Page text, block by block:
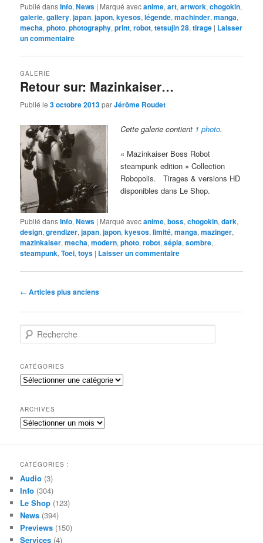
Publié dansInfo,News | Marqué avecanime,art,artwork,chogokin,
galerie,gallery,japan,japon,kyesos,légende,machinder,manga,
mecha,photo,photography,print,robot,tetsujin 28,tirage | Laisser
un commentaire
Retour sur: Mazinkaiser…
GALERIE
Publié le3 octobre 2013parJérôme Roudet
Cette galerie contient 1 photo.
« Mazinkaiser Boss Robot
steampunk edition » Collection
Robopolis. Tirages & versions HD
disponibles dans Le Shop.
Publié dansInfo,News | Marqué avecanime,boss,chogokin,dark,
design,grendizer,japan,japon,kyesos,limité,manga,mazinger,
mazinkaiser,mecha,modern,photo,robot,sépia,sombre,
steampunk,Toei,toys | Laisser un commentaire
Navigation
articles
← Articles plus anciens
e
h
e
r
h
e
CATÉGORIES
Catégories
ARCHIVES
Archives
CATÉGORIES :
Audio (3)
Info (304)
Le Shop (123)
News (394)
Previews (150)
Services (4)